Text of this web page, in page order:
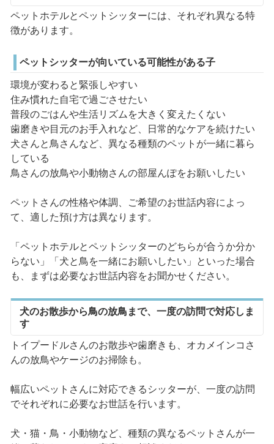
ペットホテルとペットシッターには、それぞれ異なる特
徴があります。
ペットシッターが向いている可能性がある子
環境が変わると緊張しやすい
住み慣れた自宅で過ごさせたい
普段のごはんや生活リズムを大きく変えたくない
歯磨きや目元のお手入れなど、日常的なケアを続けたい
犬さんと鳥さんなど、異なる種類のペットが一緒に暮ら
している
鳥さんの放鳥や小動物さんの部屋んぽをお願いしたい
ペットさんの性格や体調、ご希望のお世話内容によっ
て、適した預け方は異なります。
「ペットホテルとペットシッターのどちらが合うか分か
らない」「犬と鳥を一緒にお願いしたい」といった場合
も、まずは必要なお世話内容をお聞かせください。
犬のお散歩から鳥の放鳥まで、一度の訪問で対応しま
す
トイプードルさんのお散歩や歯磨きも、オカメインコさ
んの放鳥やケージのお掃除も。
幅広いペットさんに対応できるシッターが、一度の訪問
でそれぞれに必要なお世話を行います。
犬・猫・鳥・小動物など、種類の異なるペットさんが一